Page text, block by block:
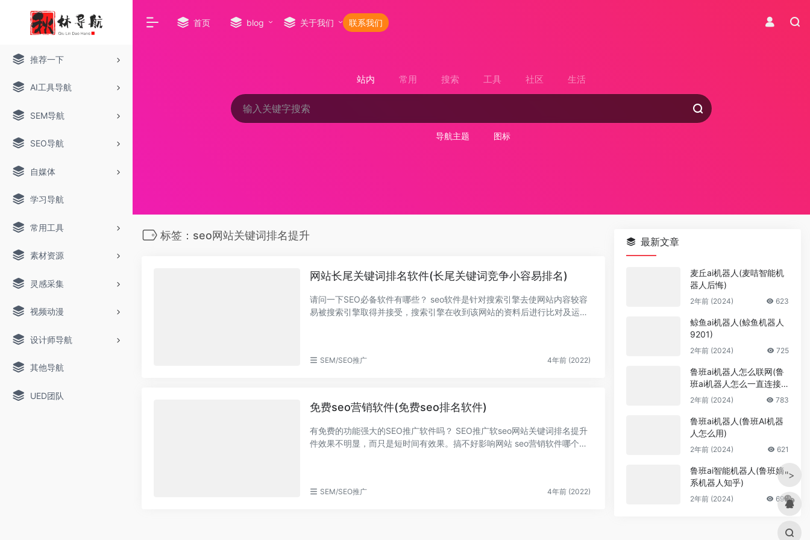
推荐一下
AI工具导航
SEM导航
SEO导航
自媒体
学习导航
常用工具
素材资源
灵感采集
视频动漫
设计师导航
其他导航
UED团队
首页 blog 关于我们 联系我们
站内 常用 搜索 工具 社区 生活
导航主题 图标
标签：seo网站关键词排名提升
网站长尾关键词排名软件(长尾关键词竞争小容易排名)
请问一下SEO必备软件有哪些？ seo软件是针对搜索引擎去使网站内容较容
易被搜索引擎取得并接受，搜索引擎在收到该网站的资料后进行比对及运算
SEM/SEO推广 4年前 (2022)
免费seo营销软件(免费seo排名软件)
有免费的功能强大的SEO推广软件吗？ SEO推广软seo网站关键词排名提升
件效果不明显，而只是短时间有效果。搞不好影响网站 seo营销软件哪个最
SEM/SEO推广 4年前 (2022)
最新文章
麦丘ai机器人(麦咭智能机
器人后悔)
2年前 (2024) 623
鲸鱼ai机器人(鲸鱼机器人
9201)
2年前 (2024) 725
鲁班ai机器人怎么联网(鲁
班ai机器人怎么一直连接
不到网络)
2年前 (2024) 783
鲁班ai机器人(鲁班AI机器
人怎么用)
2年前 (2024) 621
鲁班ai智能机器人(鲁班嫡
系机器人知乎)
2年前 (2024) 693
">